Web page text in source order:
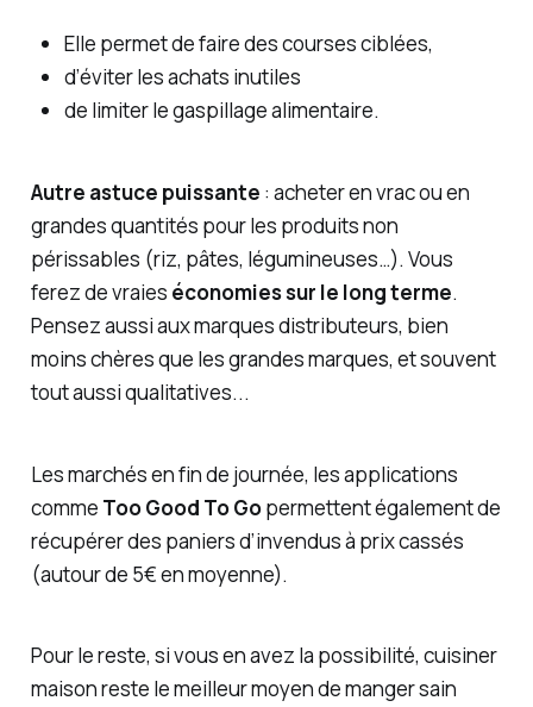
Elle permet de faire des courses ciblées,
d’éviter les achats inutiles
de limiter le gaspillage alimentaire.
Autre astuce puissante : acheter en vrac ou en
grandes quantités pour les produits non
périssables (riz, pâtes, légumineuses…). Vous
ferez de vraies économies sur le long terme.
Pensez aussi aux marques distributeurs, bien
moins chères que les grandes marques, et souvent
tout aussi qualitatives...
Les marchés en fin de journée, les applications
comme Too Good To Gopermettent également de
récupérer des paniers d’invendus à prix cassés
(autour de 5€ en moyenne).
Pour le reste, si vous en avez la possibilité, cuisiner
maison reste le meilleur moyen de manger sain